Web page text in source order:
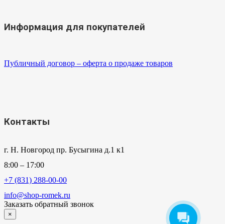
Информация для покупателей
Публичный договор – оферта о продаже товаров
Контакты
г. Н. Новгород пр. Бусыгина д.1 к1
8:00 – 17:00
+7 (831) 288-00-00
info@shop-romek.ru
Заказать обратный звонок
×